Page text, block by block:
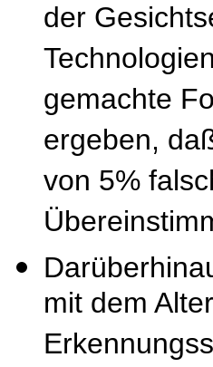
der
gemachte
ergeben,
von 5%
mit dem